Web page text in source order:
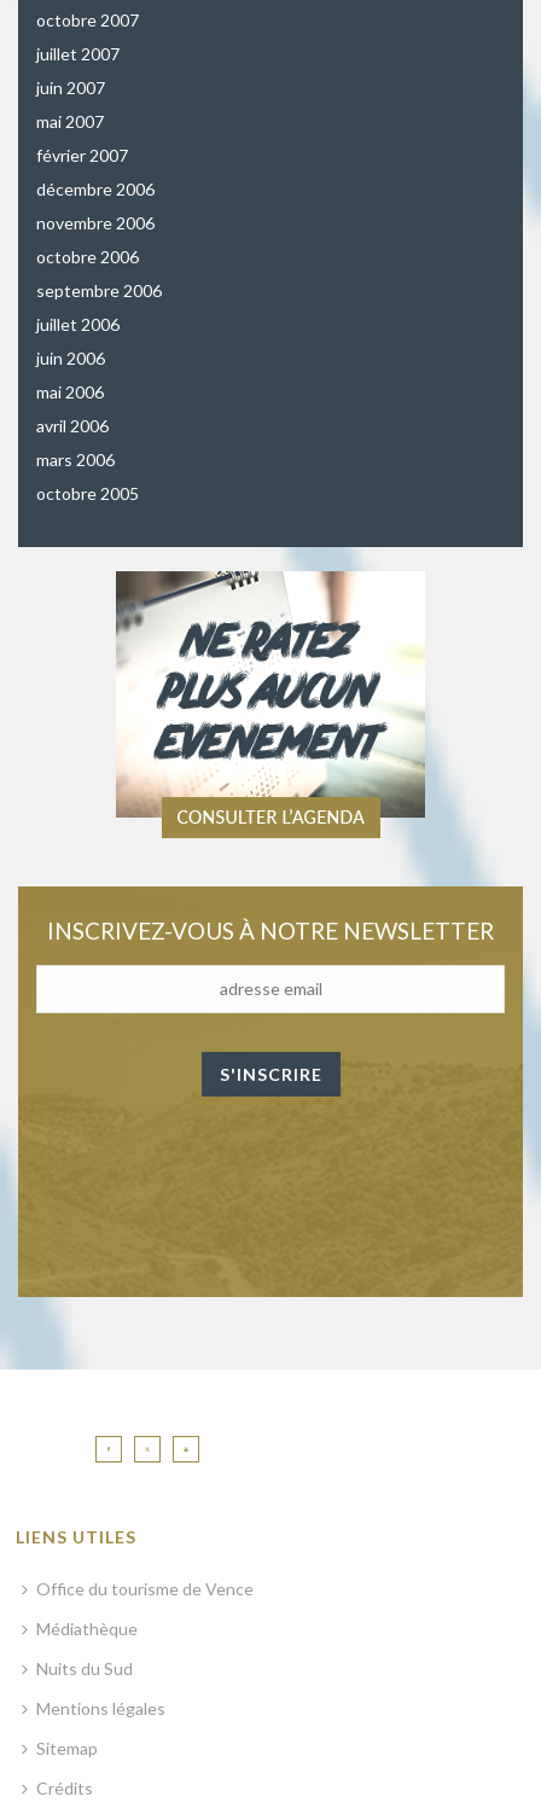
octobre 2007
juillet 2007
juin 2007
mai 2007
février 2007
décembre 2006
novembre 2006
octobre 2006
septembre 2006
juillet 2006
juin 2006
mai 2006
avril 2006
mars 2006
octobre 2005
INSCRIVEZ-VOUS À NOTRE NEWSLETTER
LIENS UTILES
Office du tourisme de Vence
Médiathèque
Nuits du Sud
Mentions légales
Sitemap
Crédits